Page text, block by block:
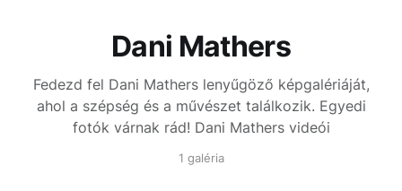
Dani Mathers
Fedezd fel Dani Mathers lenyűgöző képgalériáját,
ahol a szépség és a művészet találkozik. Egyedi
fotók várnak rád! Dani Mathers videói
1 galéria